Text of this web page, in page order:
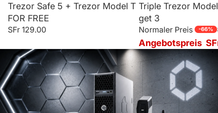
Trezor Safe 5 + Trezor Model T
FOR FREE
SFr 129.00
SALE
Triple Trezor
get 3
Normaler Preis -66%
Angebotspreis